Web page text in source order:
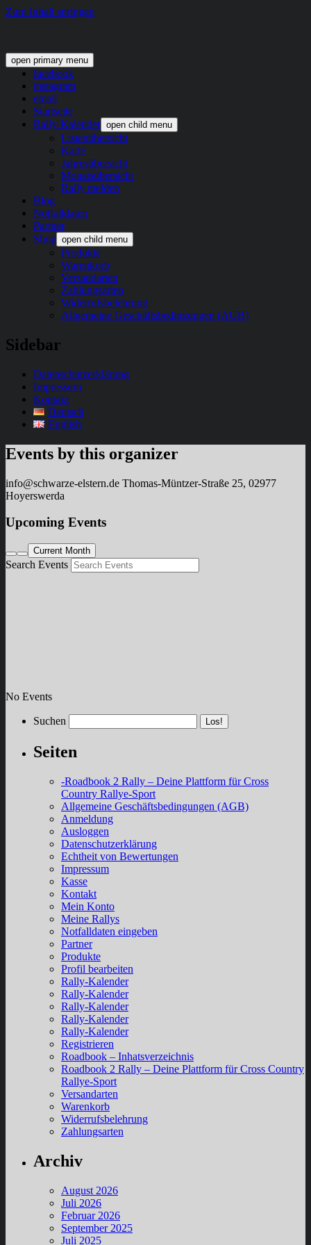
Zum Inhalt springen
open primary menu
facebook
instagram
email
Startseite
Rally-Kalender open child menu
Listenübersicht
Karte
Jahresübersicht
Monatsübersicht
Rally melden
Blog
Notfalldaten
Partner
Shop open child menu
Produkte
Warenkorb
Versandarten
Zahlungsarten
Widerrufsbelehrung
Allgemeine Geschäftsbedingungen (AGB)
Sidebar
Datenschutzerklärung
Impressum
Kontakt
Deutsch
English
Events by this organizer
info@schwarze-elstern.de Thomas-Müntzer-Straße 25, 02977
Hoyerswerda
Upcoming Events
Current Month
Search Events
No Events
Suchen
Seiten
-Roadbook 2 Rally – Deine Plattform für Cross
Country Rallye-Sport
Allgemeine Geschäftsbedingungen (AGB)
Anmeldung
Ausloggen
Datenschutzerklärung
Echtheit von Bewertungen
Impressum
Kasse
Kontakt
Mein Konto
Meine Rallys
Notfalldaten eingeben
Partner
Produkte
Profil bearbeiten
Rally-Kalender
Rally-Kalender
Rally-Kalender
Rally-Kalender
Rally-Kalender
Registrieren
Roadbook – Inhatsverzeichnis
Roadbook 2 Rally – Deine Plattform für Cross Country
Rallye-Sport
Versandarten
Warenkorb
Widerrufsbelehrung
Zahlungsarten
Archiv
August 2026
Juli 2026
Februar 2026
September 2025
Juli 2025